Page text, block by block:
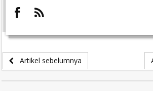
Artikel sebelumnya